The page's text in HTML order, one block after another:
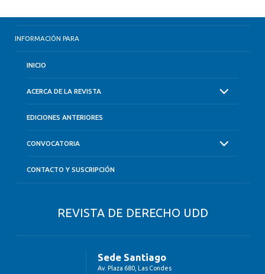
INFORMACIÓN PARA
INICIO
ACERCA DE LA REVISTA
EDICIONES ANTERIORES
CONVOCATORIA
CONTACTO Y SUSCRIPCIÓN
REVISTA DE DERECHO UDD
Sede Santiago
Av. Plaza 680, Las Condes